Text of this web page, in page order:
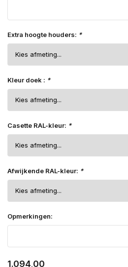
Extra hoogte houders: *
Kleur doek : *
Casette RAL-kleur: *
Afwijkende RAL-kleur: *
Opmerkingen:
1.094,00